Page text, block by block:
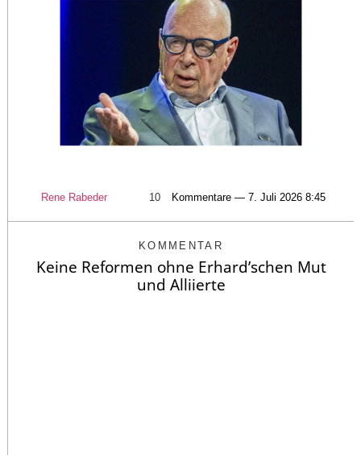
Rene Rabeder 10 Kommentare — 7. Juli 2026 8:45
KOMMENTAR
Keine Reformen ohne Erhard’schen Mut
und Alliierte